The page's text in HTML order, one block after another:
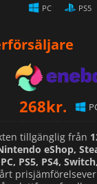
PC PS5
268kr.
tillgänglig från
eShop,
PC, PS5, PS4,